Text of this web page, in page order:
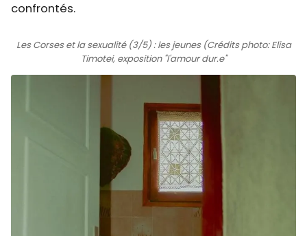
confrontés.
Les Corses et la sexualité (3/5) : les jeunes (Crédits photo: Elisa
Timotei, exposition "l'amour dur.e"